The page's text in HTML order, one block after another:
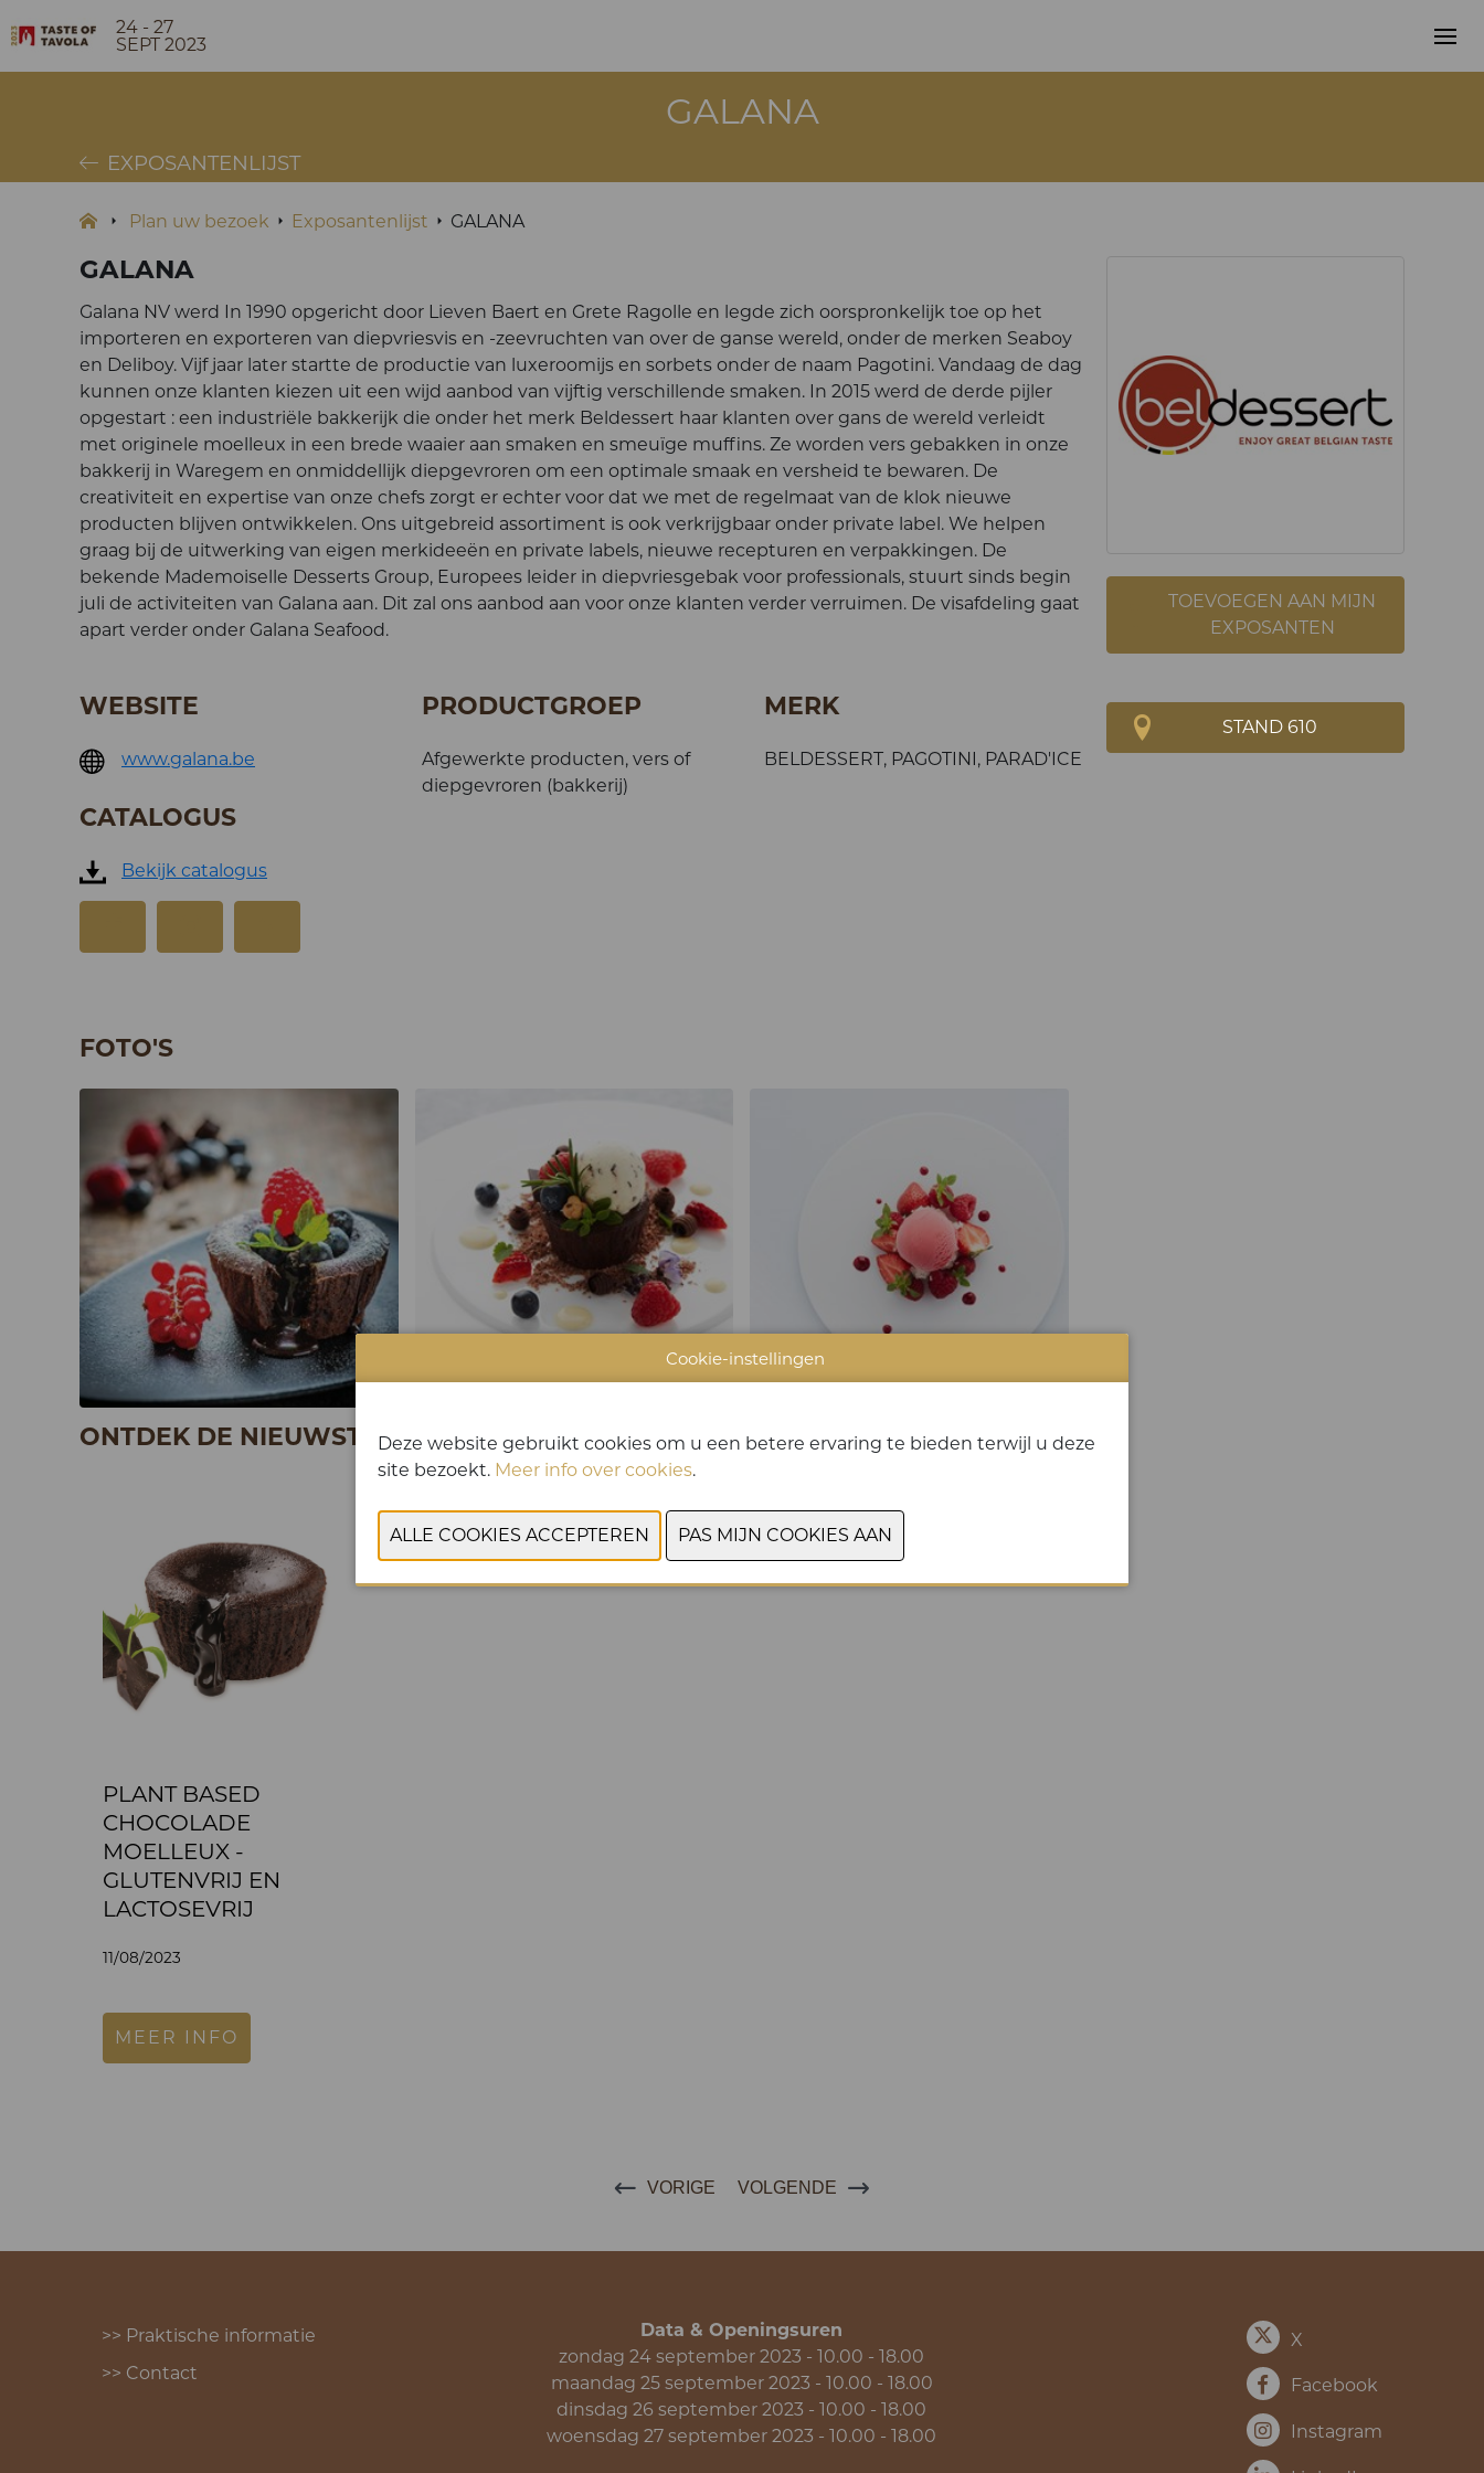
24 - 27
SEPT 2023
GALANA
EXPOSANTENLIJST
Plan uw bezoek Exposantenlijst GALANA
GALANA
TOEVOEGEN AAN MIJN
EXPOSANTEN
STAND 610
Galana NV werd In 1990 opgericht door Lieven Baert en Grete Ragolle en legde zich oorspronkelijk toe op het
importeren en exporteren van diepvriesvis en -zeevruchten van over de ganse wereld, onder de merken Seaboy
en Deliboy. Vijf jaar later startte de productie van luxeroomijs en sorbets onder de naam Pagotini. Vandaag de dag
kunnen onze klanten kiezen uit een wijd aanbod van vijftig verschillende smaken. In 2015 werd de derde pijler
opgestart : een industriële bakkerijk die onder het merk Beldessert haar klanten over gans de wereld verleidt
met originele moelleux in een brede waaier aan smaken en smeuïge muffins. Ze worden vers gebakken in onze
bakkerij in Waregem en onmiddellijk diepgevroren om een optimale smaak en versheid te bewaren. De
creativiteit en expertise van onze chefs zorgt er echter voor dat we met de regelmaat van de klok nieuwe
producten blijven ontwikkelen. Ons uitgebreid assortiment is ook verkrijgbaar onder private label. We helpen
graag bij de uitwerking van eigen merkideeën en private labels, nieuwe recepturen en verpakkingen. De
bekende Mademoiselle Desserts Group, Europees leider in diepvriesgebak voor professionals, stuurt sinds begin
juli de activiteiten van Galana aan. Dit zal ons aanbod aan voor onze klanten verder verruimen. De visafdeling gaat
apart verder onder Galana Seafood.
WEBSITE
www.galana.be
CATALOGUS
Bekijk catalogus
PRODUCTGROEP
Afgewerkte producten, vers of
diepgevroren (bakkerij)
MERK
BELDESSERT, PAGOTINI, PARAD'ICE
FOTO'S
ONTDEK DE NIEUWSTE PRODUCTEN TIJDENS TASTE OF TAVOLA
PLANT BASED
CHOCOLADE
MOELLEUX -
GLUTENVRIJ EN
LACTOSEVRIJ
11/08/2023
MEER INFO
VORIGE VOLGENDE
>> Praktische informatie
>> Contact
Data & Openingsuren
zondag 24 september 2023 - 10.00 - 18.00
maandag 25 september 2023 - 10.00 - 18.00
dinsdag 26 september 2023 - 10.00 - 18.00
woensdag 27 september 2023 - 10.00 - 18.00
X
Facebook
Instagram
Cookie-instellingen
Deze website gebruikt cookies om u een betere ervaring te bieden terwijl u deze
site bezoekt. Meer info over cookies.